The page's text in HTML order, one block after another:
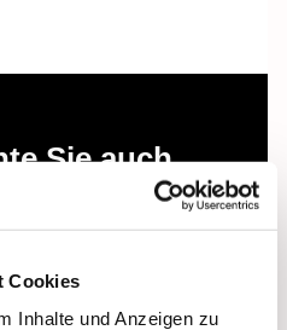
Cookies
Inhalte und Anzeigen zu
Sie auch